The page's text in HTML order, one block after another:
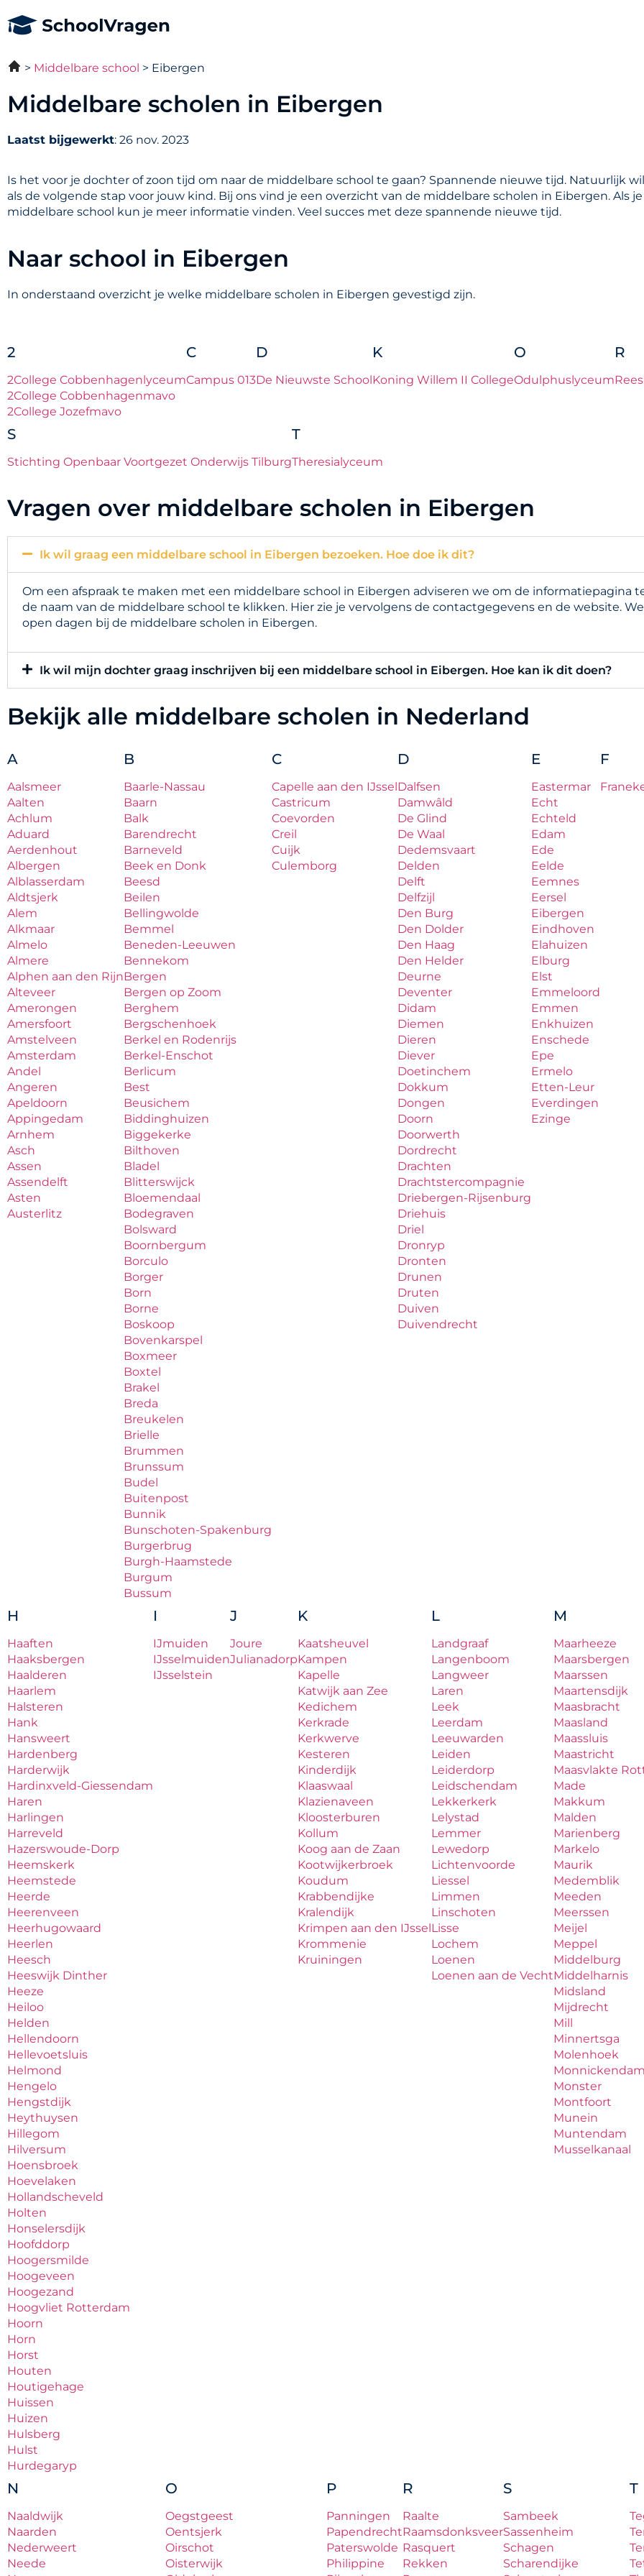
Middelbare school Eibergen
Middelbare scholen in Eibergen
Laatst bijgewerkt: 26 nov. 2023
Is het voor je dochter of zoon tijd om naar de middelbare school te gaan? Spannende nieuwe tijd. Natuurlijk
als de volgende stap voor jouw kind. Bij ons vind je een overzicht van de middelbare scholen in Eibergen. Als
middelbare school kun je meer informatie vinden. Veel succes met deze spannende nieuwe tijd.
Naar school in Eibergen
In onderstaand overzicht je welke middelbare scholen in Eibergen gevestigd zijn.
2
2College Cobbenhagenlyceum
2College Cobbenhagenmavo
2College Jozefmavo
C
Campus 013
D
De Nieuwste School
K
Koning Willem II College
O
Odulphuslyceum
R
S
Stichting Openbaar Voortgezet Onderwijs Tilburg
T
Theresialyceum
Vragen over middelbare scholen in Eibergen
Ik wil graag een middelbare school in Eibergen bezoeken. Hoe doe ik dit?
Om een afspraak te maken met een middelbare school in Eibergen adviseren we om de informatiepagina
de naam van de middelbare school te klikken. Hier zie je vervolgens de contactgegevens en de website.
open dagen bij de middelbare scholen in Eibergen.
Ik wil mijn dochter graag inschrijven bij een middelbare school in Eibergen. Hoe kan ik dit doen?
Bekijk alle middelbare scholen in Nederland
A
Aalsmeer
Aalten
Achlum
Aduard
Aerdenhout
Albergen
Alblasserdam
Aldtsjerk
Alem
Alkmaar
Almelo
Almere
Alphen aan den Rijn
Alteveer
Amerongen
Amersfoort
Amstelveen
Amsterdam
Andel
Angeren
Apeldoorn
Appingedam
Arnhem
Asch
Assen
Assendelft
Asten
Austerlitz
B
Baarle-Nassau
Baarn
Balk
Barendrecht
Barneveld
Beek en Donk
Beesd
Beilen
Bellingwolde
Bemmel
Beneden-Leeuwen
Bennekom
Bergen
Bergen op Zoom
Berghem
Bergschenhoek
Berkel en Rodenrijs
Berkel-Enschot
Berlicum
Best
Beusichem
Biddinghuizen
Biggekerke
Bilthoven
Bladel
Blitterswijck
Bloemendaal
Bodegraven
Bolsward
Boornbergum
Borculo
Borger
Born
Borne
Boskoop
Bovenkarspel
Boxmeer
Boxtel
Brakel
Breda
Breukelen
Brielle
Brummen
Brunssum
Budel
Buitenpost
Bunnik
Bunschoten-Spakenburg
Burgerbrug
Burgh-Haamstede
Burgum
Bussum
C
Capelle aan den IJssel
Castricum
Coevorden
Creil
Cuijk
Culemborg
D
Dalfsen
Damwâld
De Glind
De Waal
Dedemsvaart
Delden
Delft
Delfzijl
Den Burg
Den Dolder
Den Haag
Den Helder
Deurne
Deventer
Didam
Diemen
Dieren
Diever
Doetinchem
Dokkum
Dongen
Doorn
Doorwerth
Dordrecht
Drachten
Drachtstercompagnie
Driebergen-Rijsenburg
Driehuis
Driel
Dronryp
Dronten
Drunen
Druten
Duiven
Duivendrecht
E
Eastermar
Echt
Echteld
Edam
Ede
Eelde
Eemnes
Eersel
Eibergen
Eindhoven
Elahuizen
Elburg
Elst
Emmeloord
Emmen
Enkhuizen
Enschede
Epe
Ermelo
Etten-Leur
Everdingen
Ezinge
F
H
Haaften
Haaksbergen
Haalderen
Haarlem
Halsteren
Hank
Hansweert
Hardenberg
Harderwijk
Hardinxveld-Giessendam
Haren
Harlingen
Harreveld
Hazerswoude-Dorp
Heemskerk
Heemstede
Heerde
Heerenveen
Heerhugowaard
Heerlen
Heesch
Heeswijk Dinther
Heeze
Heiloo
Helden
Hellendoorn
Hellevoetsluis
Helmond
Hengelo
Hengstdijk
Heythuysen
Hillegom
Hilversum
Hoensbroek
Hoevelaken
Hollandscheveld
Holten
Honselersdijk
Hoofddorp
Hoogersmilde
Hoogeveen
Hoogezand
Hoogvliet Rotterdam
Hoorn
Horn
Horst
Houten
Houtigehage
Huissen
Huizen
Hulsberg
Hulst
Hurdegaryp
I
IJmuiden
IJsselmuiden
IJsselstein
J
Joure
Julianadorp
K
Kaatsheuvel
Kampen
Kapelle
Katwijk aan Zee
Kedichem
Kerkrade
Kerkwerve
Kesteren
Kinderdijk
Klaaswaal
Klazienaveen
Kloosterburen
Kollum
Koog aan de Zaan
Kootwijkerbroek
Koudum
Krabbendijke
Kralendijk
Krimpen aan den IJssel
Krommenie
Kruiningen
L
Landgraaf
Langenboom
Langweer
Laren
Leek
Leerdam
Leeuwarden
Leiden
Leiderdorp
Leidschendam
Lekkerkerk
Lelystad
Lemmer
Lewedorp
Lichtenvoorde
Liessel
Limmen
Linschoten
Lisse
Lochem
Loenen
Loenen aan de Vecht
M
Maarheeze
Maarsbergen
Maarssen
Maartensdijk
Maasbracht
Maasland
Maassluis
Maastricht
Maasvlakte
Made
Makkum
Malden
Marienberg
Markelo
Maurik
Medemblik
Meeden
Meerssen
Meijel
Meppel
Middelburg
Middelharnis
Midsland
Mijdrecht
Mill
Minnertsga
Molenhoek
Monnickendam
Monster
Montfoort
Munein
Muntendam
Musselkanaal
N
Naaldwijk
Naarden
Nederweert
Neede
O
Oegstgeest
Oentsjerk
Oirschot
Oisterwijk
P
Panningen
Papendrecht
Paterswolde
Philippine
R
Raalte
Raamsdonksveer
Rasquert
Rekken
S
Sambeek
Sassenheim
Schagen
Scharendijke
T